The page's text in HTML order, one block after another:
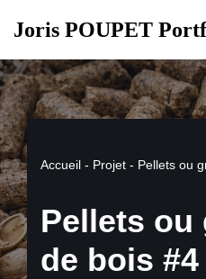
au
contenu
Joris POUPET
Accueil - Projet - Pellets ou
Pellets ou
de bois #4